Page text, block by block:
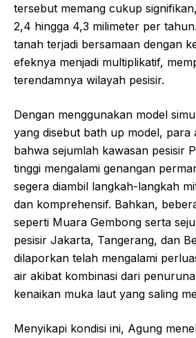
tersebut memang cukup
2,4 hingga 4,3 milimeter per
tanah terjadi bersamaan dengan
efeknya menjadi multiplikatif,
terendamnya wilayah pesisir.
Dengan menggunakan model
yang disebut bath up model, para
bahwa sejumlah kawasan pesisir
tinggi mengalami genangan
segera diambil langkah-langkah
dan komprehensif. Bahkan,
seperti Muara Gembong serta
pesisir Jakarta, Tangerang, dan
dilaporkan telah mengalami
air akibat kombinasi dari
kenaikan muka laut yang saling
Menyikapi kondisi ini, Agung